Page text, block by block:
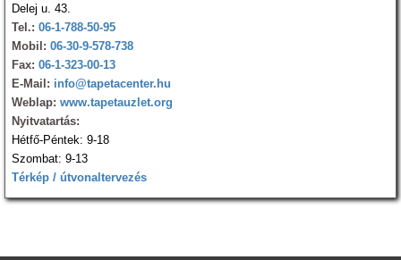
Delej u. 43.
Tel.: 06-1-788-50-95
Mobil: 06-30-9-578-738
Fax: 06-1-323-00-13
E-Mail: info@tapetacenter.hu
Weblap: www.tapetauzlet.org
Nyitvatartás:
Hétfő-Péntek: 9-18
Szombat: 9-13
Térkép / útvonaltervezés